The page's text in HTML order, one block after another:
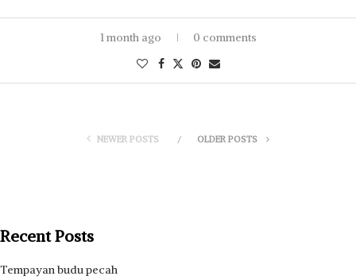
1 month ago 0 comments
NEWER POSTS OLDER POSTS
Recent Posts
Tempayan budu pecah